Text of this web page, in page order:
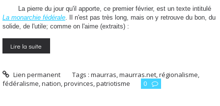
La pierre du jour qu'il apporte, ce premier février, est un texte intitulé
La monarchie fédérale . Il n'est pas très long, mais on y retrouve du bon, du
solide, de l'utile; comme on l'aime (extraits) :
Lire la suite
Lien permanent Tags :maurras,maurras.net,régionalisme,
fédéralisme,nation,provinces,patriotisme 0